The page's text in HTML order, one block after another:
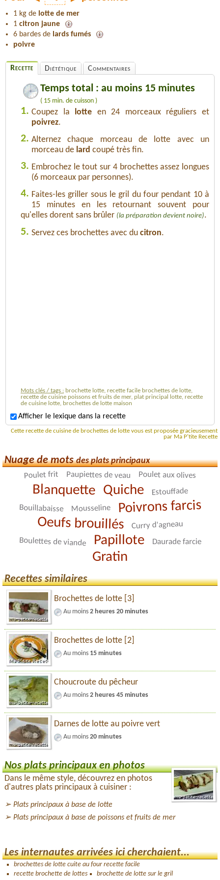
1 kg de lotte de mer
1 citron jaune
6 bardes de lards fumés
poivre
Recette Diététique Commentaires
Temps total : au moins 15 minutes
( 15 min. de cuisson )
1. Coupez la lotte en 24 morceaux réguliers et
poivrez.
2. Alternez chaque morceau de lotte avec un
morceau de lard coupé très fin.
3. Embrochez le tout sur 4 brochettes assez longues
(6 morceaux par personnes).
4. Faites-les griller sous le gril du four pendant 10 à
15 minutes en les retournant souvent pour
qu'elles dorent sans brûler (la préparation devient noire).
5. Servez ces brochettes avec du citron.
Mots clés / tags : brochette lotte, recette facile brochettes de lotte,
recette de cuisine poissons et fruits de mer, plat principal lotte, recette
de cuisine lotte, brochettes de lotte maison
Afficher le lexique dans la recette
Cette recette de cuisine de brochettes de lotte vous est proposée gracieusement
par Ma P'tite Recette
Nuage de motsdes plats principaux
Poulet frit Paupiettes de veau Poulet aux olives
Blanquette Quiche Estouffade
Bouillabaisse Mousseline Poivrons farcis
Oeufs brouillés Curry d'agneau
Boulettes de viande Papillote Daurade farcie
Gratin
Recettes similaires
Brochettes de lotte [3]
Au moins 2 heures 20 minutes
Brochettes de lotte [2]
Au moins 15 minutes
Choucroute du pêcheur
Au moins 2 heures 45 minutes
Darnes de lotte au poivre vert
Au moins 20 minutes
Nos plats principaux en photos
Dans le même style, découvrez en photos
d'autres plats principaux à cuisiner :
Plats principaux à base de lotte
Plats principaux à base de poissons et fruits de mer
Les internautes arrivées ici cherchaient...
brochettes de lotte cuite au four recette facile
recette brochette de lottes
brochette de lotte sur le gril